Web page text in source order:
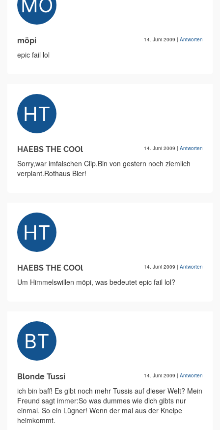
möpi 14. Juni 2009 | Antworten
epic fail lol
HAEBS THE COOl 14. Juni 2009 | Antworten
Sorry,war imfalschen Clip.Bin von gestern noch ziemlich
verplant.Rothaus Bier!
HAEBS THE COOl 14. Juni 2009 | Antworten
Um Himmelswillen möpi, was bedeutet epic fail lol?
Blonde Tussi 14. Juni 2009 | Antworten
ich bin baff! Es gibt noch mehr Tussis auf dieser Welt? Mein
Freund sagt immer:So was dummes wie dich gibts nur
einmal. So ein Lügner! Wenn der mal aus der Kneipe
heimkommt.